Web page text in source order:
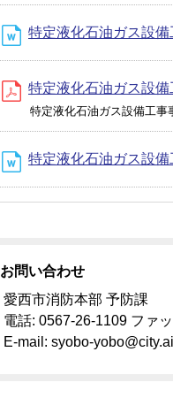
特定液化石油ガス設
特定液化石油ガス設
特定液化石油ガス設備工事
特定液化石油ガス設
お問い合わせ
愛西市消防本部 予防課
電話: 0567-26-1109 ファ
E-mail: syobo-